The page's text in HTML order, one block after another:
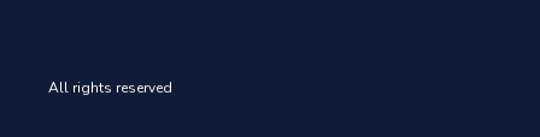
All rights reserved